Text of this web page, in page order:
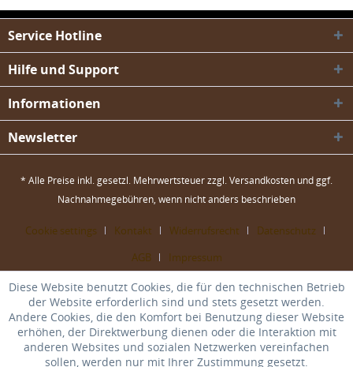
Service Hotline
Hilfe und Support
Informationen
Newsletter
* Alle Preise inkl. gesetzl. Mehrwertsteuer zzgl.Versandkosten und ggf.
Nachnahmegebühren, wenn nicht anders beschrieben
Cookie settings Kontakt Widerrufsrecht
Datenschutz
AGB
Impressum
Diese Website benutzt Cookies, die für den technischen Betrieb
der Website erforderlich sind und stets gesetzt werden.
Andere Cookies, die den Komfort bei Benutzung dieser Website
erhöhen, der Direktwerbung dienen oder die Interaktion mit
anderen Websites und sozialen Netzwerken vereinfachen
sollen, werden nur mit Ihrer Zustimmung gesetzt.